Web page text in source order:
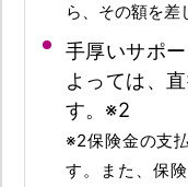
ら、その額を差
手厚いサポ
よっては、
す。※2
※2保険金の支
す。また、保